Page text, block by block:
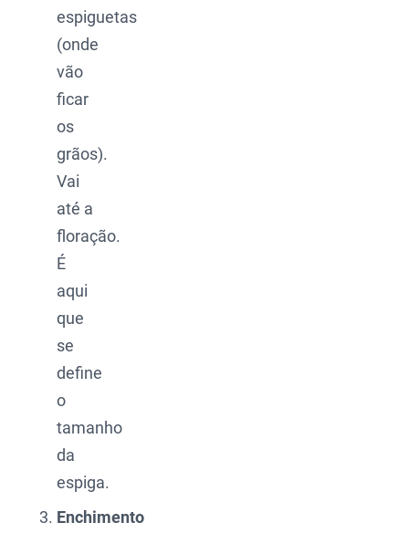
espiguetas
(onde
vão
ficar
os
grãos).
Vai
até a
floração.
É
aqui
que
se
define
o
tamanho
da
espiga.
Enchimento